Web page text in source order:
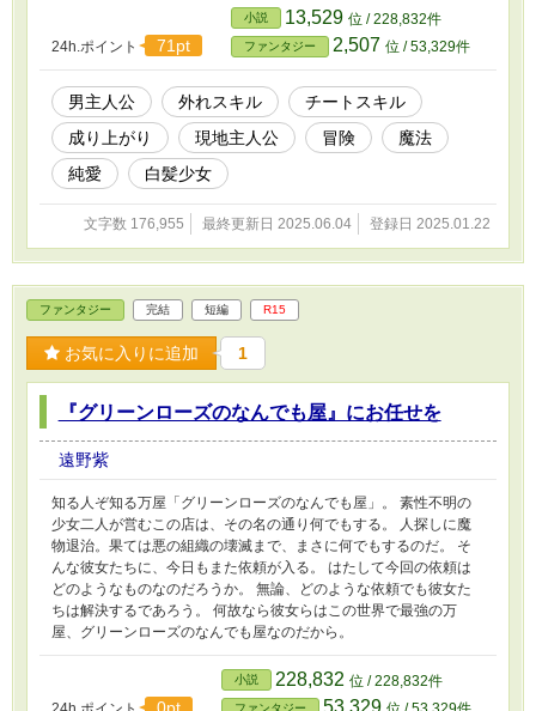
か……もはや考えるまでも無いだろう。 そんなプレイヤーとして
の能力を、青年ノアはスキルとして持っていた。 しかし発動条件
が所有者の『死』であるそのスキルはこの世界において外れスキル
でしか無く、無能としての烙印を押された彼は世界の最底辺として
絶望の日々を送ることになってしまう。 しかしある日のこと。パ
ーティリーダーに裏切られた彼は囮としてダンジョン内に取り残さ
れ、魔物に殺されてしまった。 本来ならこれで終わりだった彼の
命だが、そこでようやく彼の持つ絶対にして最強のスキル≪プレイ
ヤー≫が覚醒する。 それからと言うもの、レベルが、スキルが、
そして詰みあがる経験が、彼を強くしていった。 これはそんな無
能の烙印を押されたはずの青年ノアが、外れスキル≪プレイヤー≫
の力で世界最強へと成り上がる物語である。 ※えっちなイベント
がある回は『♡』が付いています。
24h.ポイント 71pt
小説 13,529 位 / 228,832件
ファンタジー 2,507 位 / 53,329件
男主人公 外れスキル
チートスキル
成り上がり
現地主人公 冒険
魔法
純愛
白髪少女
文字数 176,955 最終更新日 2025.06.04 登録日 2025.01.22
ファンタジー 完結 短編 R15
お気に入りに追加 1
『グリーンローズのなんでも屋』にお任せを
遠野紫
知る人ぞ知る万屋「グリーンローズのなんでも屋」。 素性不明の
少女二人が営むこの店は、その名の通り何でもする。 人探しに魔
物退治。果ては悪の組織の壊滅まで、まさに何でもするのだ。 そ
んな彼女たちに、今日もまた依頼が入る。 はたして今回の依頼は
どのようなものなのだろうか。 無論、どのような依頼でも彼女た
ちは解決するであろう。 何故なら彼女らはこの世界で最強の万
屋、グリーンローズのなんでも屋なのだから。
小説 228,832 位 / 228,832件